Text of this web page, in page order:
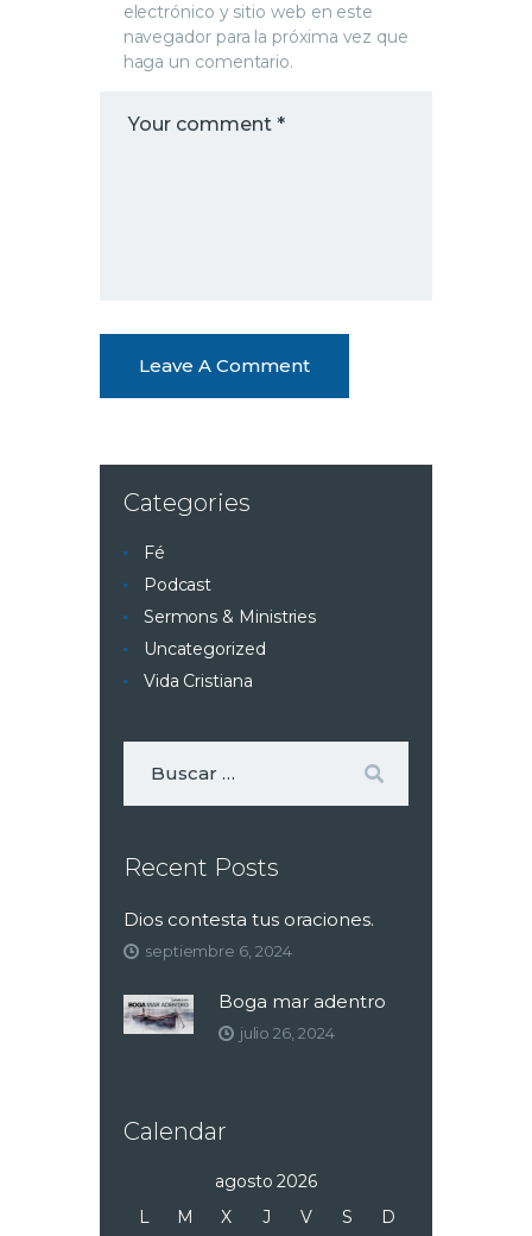
electrónico y sitio web en este
navegador para la próxima vez que
haga un comentario.
Categories
Fé
Podcast
Sermons & Ministries
Uncategorized
Vida Cristiana
Recent Posts
Dios contesta tus oraciones.
septiembre 6, 2024
Boga mar adentro
julio 26, 2024
Calendar
agosto 2026
L
M X J V S
D